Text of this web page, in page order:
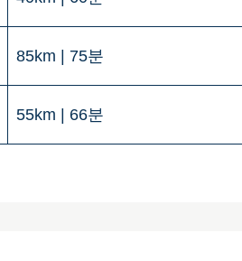
85km | 75분
55km | 66분